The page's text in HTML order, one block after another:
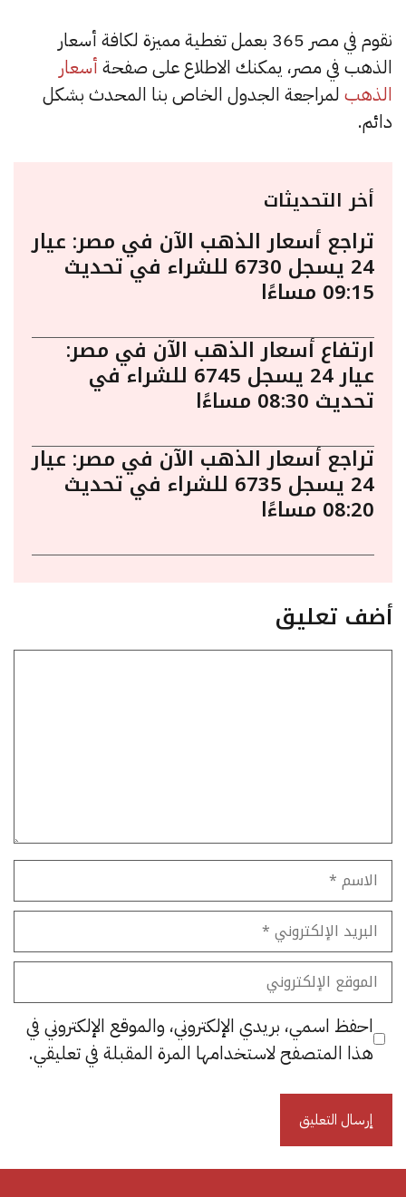
نقوم في مصر 365 بعمل تغطية مميزة لكافة أسعار
الذهب في مصر، يمكنك الاطلاع على صفحة أسعار
الذهب لمراجعة الجدول الخاص بنا المحدث بشكل
دائم.
أخر التحديثات
تراجع أسعار الذهب الآن في مصر: عيار
24 يسجل 6730 للشراء في تحديث
09:15 مساءًا
ارتفاع أسعار الذهب الآن في مصر:
عيار 24 يسجل 6745 للشراء في
تحديث 08:30 مساءًا
تراجع أسعار الذهب الآن في مصر: عيار
24 يسجل 6735 للشراء في تحديث
08:20 مساءًا
أضف تعليق
الاسم
البريد
الإلكتروني
الموقع
الإلكتروني
احفظ اسمي، بريدي الإلكتروني، والموقع الإلكتروني في
هذا المتصفح لاستخدامها المرة المقبلة في تعليقي.